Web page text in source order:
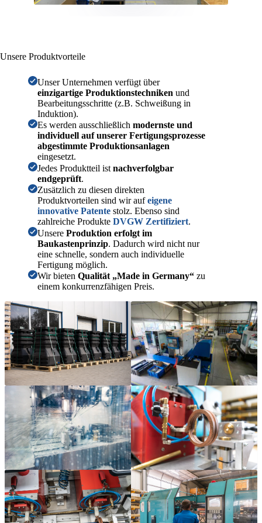
Unsere Produktvorteile
Unser Unternehmen verfügt über
einzigartige Produktionstechniken und
Bearbeitungsschritte (z.B. Schweißung in
Induktion).
Es werden ausschließlich modernste und
individuell auf unserer Fertigungsprozesse
abgestimmte Produktionsanlagen
eingesetzt.
Jedes Produktteil ist nachverfolgbar
endgeprüft.
Zusätzlich zu diesen direkten
Produktvorteilen sind wir aufeigene
innovative Patentestolz. Ebenso sind
zahlreiche Produkte DVGW Zertifiziert.
Unsere Produktion erfolgt im
Baukastenprinzip. Dadurch wird nicht nur
eine schnelle, sondern auch individuelle
Fertigung möglich.
Wir bieten Qualität „Made in Germany“zu
einem konkurrenzfähigen Preis.